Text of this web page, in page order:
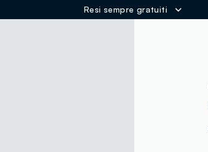
Resi sempre gratuiti